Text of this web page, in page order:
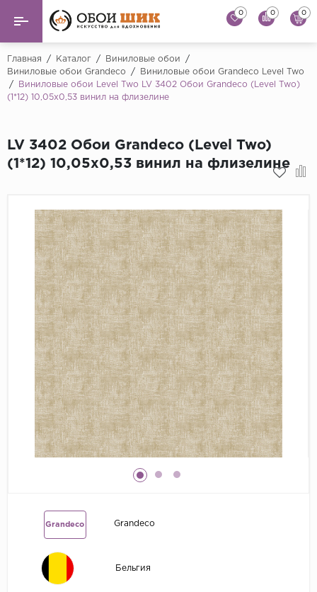
Назад
Виниловые обои ...
Artsimple
AS Creation
Cristiana Masi
Decori Decori
...
Emiliana Parati
Fipar
Grandeco
Kerama Marazzi
Marburg
..
Prima Italiana
Rasch
Флоковые обои
Обои панно
Обои под покраску
Краска
0 0 0
Главная / Каталог / Виниловые обои
/
Виниловые обои Grandeco
/
Виниловые обои Grandeco Level Two
/
Виниловые обои Level Two LV 3402 Обои Grandeco (Level Two)
(1*12) 10,05х0,53 винил на флизелине
LV 3402 Обои Grandeco (Level Two)
(1*12) 10,05х0,53 винил на флизелине
Grandeco Grandeco
Бельгия